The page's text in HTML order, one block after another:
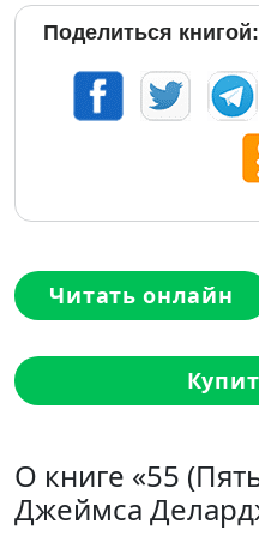
Поделиться книгой:
Читать онлайн
О книге «55
Джеймса